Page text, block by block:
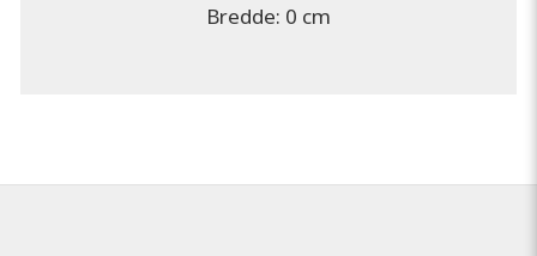
Bredde: 0 cm